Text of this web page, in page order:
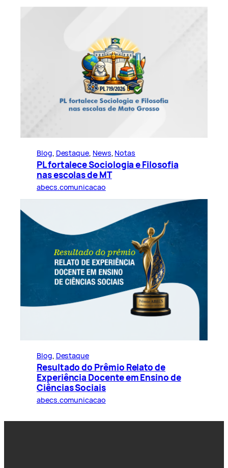
Blog Destaque News Notas
PL fortalece Sociologia e Filosofia
nas escolas de MT
abecs.comunicacao
Blog, Destaque
Resultado do Prêmio Relato de
Experiência Docente em Ensino de
Ciências Sociais
abecs.comunicacao